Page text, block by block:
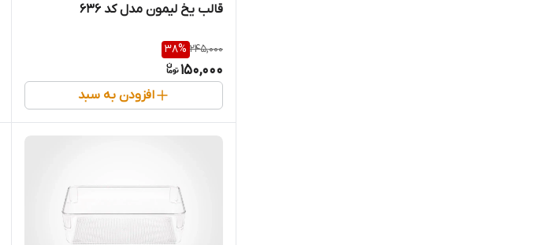
قالب یخ لیمون مدل کد 636
245,000
38%
150,000
افزودن به سبد